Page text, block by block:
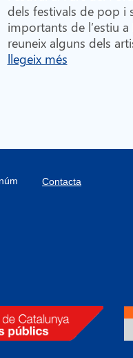
dels festivals de pop i
importants de l’estiu a
reuneix alguns dels
llegeix més
Contacta